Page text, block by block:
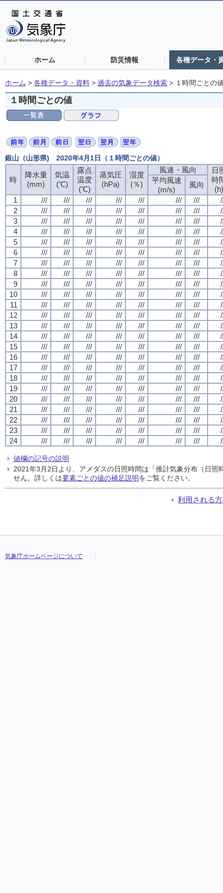
ホーム 防災情報 各種データ・
ホーム > 各種データ・資料 > 過去の気象データ検索 > １時間ごとの
１時間ごとの値
銀山（山形県) 2020年4月1日（１時間ごとの値）
時
降水量
(mm)
気温
(℃)
露点
温度
(℃)
蒸気圧
(hPa)
湿度
(％)
風速・風向
日
時
(h)
平均風速
(m/s)
風向
1
/// /// /// /// /// /// ///
2
/// /// /// /// /// /// ///
3
/// /// /// /// /// /// ///
4
/// /// /// /// /// /// ///
5
/// /// /// /// /// /// ///
6
/// /// /// /// /// /// ///
7
/// /// /// /// /// /// ///
8
/// /// /// /// /// /// ///
9
/// /// /// /// /// /// ///
10
/// /// /// /// /// /// ///
11
/// /// /// /// /// /// ///
12
/// /// /// /// /// /// ///
13
/// /// /// /// /// /// ///
14
/// /// /// /// /// /// ///
15
/// /// /// /// /// /// ///
16
/// /// /// /// /// /// ///
17
/// /// /// /// /// /// ///
18
/// /// /// /// /// /// ///
19
/// /// /// /// /// /// ///
20
/// /// /// /// /// /// ///
21
/// /// /// /// /// /// ///
22
/// /// /// /// /// /// ///
23
/// /// /// /// /// /// ///
24
/// /// /// /// /// /// ///
値欄の記号の説明
2021年3月2日より、アメダスの日照時間は「推計気象分布（日
せん。詳しくは要素ごとの値の補足説明をご覧ください。
利用される
気象庁ホームページについて